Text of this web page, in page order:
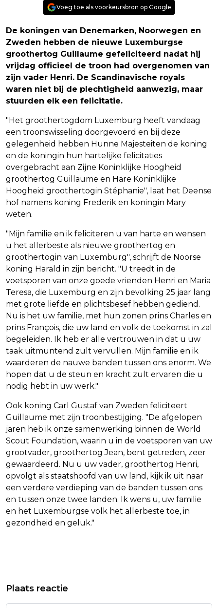
Voeg toe als voorkeursbron op Google
De koningen van Denemarken, Noorwegen en
Zweden hebben de nieuwe Luxemburgse
groothertog Guillaume gefeliciteerd nadat hij
vrijdag officieel de troon had overgenomen van
zijn vader Henri. De Scandinavische royals
waren niet bij de plechtigheid aanwezig, maar
stuurden elk een felicitatie.
"Het groothertogdom Luxemburg heeft vandaag
een troonswisseling doorgevoerd en bij deze
gelegenheid hebben Hunne Majesteiten de koning
en de koningin hun hartelijke felicitaties
overgebracht aan Zijne Koninklijke Hoogheid
groothertog Guillaume en Hare Koninklijke
Hoogheid groothertogin Stéphanie", laat het Deense
hof namens koning Frederik en koningin Mary
weten.
"Mijn familie en ik feliciteren u van harte en wensen
u het allerbeste als nieuwe groothertog en
groothertogin van Luxemburg", schrijft de Noorse
koning Harald in zijn bericht. "U treedt in de
voetsporen van onze goede vrienden Henri en Maria
Teresa, die Luxemburg en zijn bevolking 25 jaar lang
met grote liefde en plichtsbesef hebben gediend.
Nu is het uw familie, met hun zonen prins Charles en
prins François, die uw land en volk de toekomst in zal
begeleiden. Ik heb er alle vertrouwen in dat u uw
taak uitmuntend zult vervullen. Mijn familie en ik
waarderen de nauwe banden tussen ons enorm. We
hopen dat u de steun en kracht zult ervaren die u
nodig hebt in uw werk."
Ook koning Carl Gustaf van Zweden feliciteert
Guillaume met zijn troonbestijging. "De afgelopen
jaren heb ik onze samenwerking binnen de World
Scout Foundation, waarin u in de voetsporen van uw
grootvader, groothertog Jean, bent getreden, zeer
gewaardeerd. Nu u uw vader, groothertog Henri,
opvolgt als staatshoofd van uw land, kijk ik uit naar
een verdere verdieping van de banden tussen ons
en tussen onze twee landen. Ik wens u, uw familie
en het Luxemburgse volk het allerbeste toe, in
gezondheid en geluk."
WEGENS VERWACHTE ZWARE
NIEMAND MEER VAST NA PROTEST
OP SPOOR DEN HAAG
Plaats reactie